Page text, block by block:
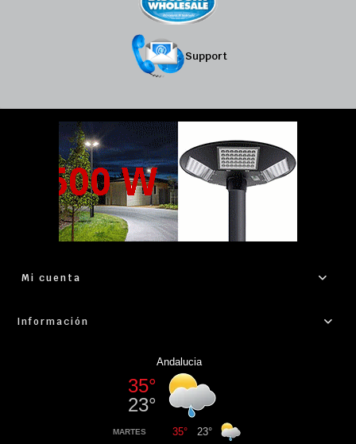
Support
Mi cuenta
Información